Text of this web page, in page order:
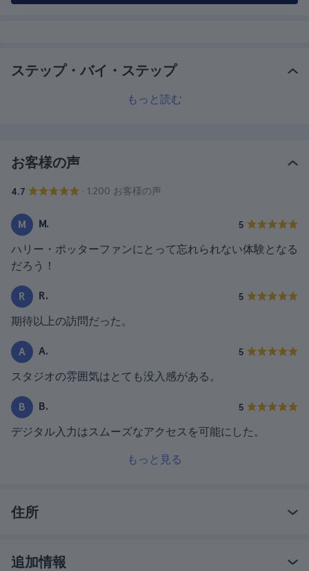
ステップ・バイ・ステップ
もっと読む
お客様の声
4.7 · 1.200 お客様の声
M M. 5
ハリー・ポッターファンにとって忘れられない体験となる
だろう！
R R. 5
期待以上の訪問だった。
A A. 5
スタジオの雰囲気はとても没入感がある。
B B. 5
デジタル入力はスムーズなアクセスを可能にした。
もっと見る
住所
追加情報